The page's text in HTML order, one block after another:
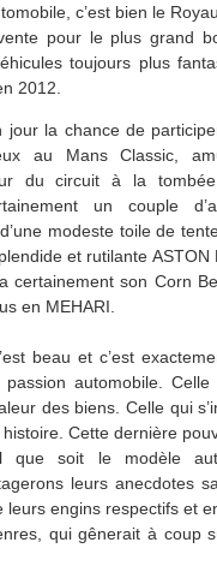
c’est bien le
pour le plus grand
toujours plus
2012.
jour la chance de
au Mans Classic,
du circuit à la
un couple
modeste toile de
et rutilante ASTON
certainement son Corn
en MEHARI.
beau et c’est
automobile.
des biens. Celle qui
histoire. Cette dernière
que soit le modèle
leurs anecdotes
leurs engins respectifs et
qui gênerait à coup